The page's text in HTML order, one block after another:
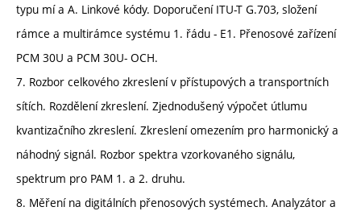
typu mí a A. Linkové kódy. Doporučení ITU-T G.703, složení
rámce a multirámce systému 1. řádu - E1. Přenosové zařízení
PCM 30U a PCM 30U- OCH.
7. Rozbor celkového zkreslení v přístupových a transportních
sítích. Rozdělení zkreslení. Zjednodušený výpočet útlumu
kvantizačního zkreslení. Zkreslení omezením pro harmonický a
náhodný signál. Rozbor spektra vzorkovaného signálu,
spektrum pro PAM 1. a 2. druhu.
8. Měření na digitálních přenosových systémech. Analyzátor a